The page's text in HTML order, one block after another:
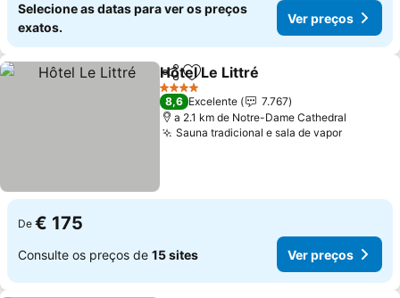
Selecione as datas para ver os preços
exatos.
Ver preços
PartilharAdicionar aos favoritos
Hôtel Le Littré
4 Estrelas
8,6 Excelente
7.767
a 2.1 km de Notre-Dame Cathedral
Sauna tradicional e sala de vaporVer
De € 175
Consulte os preços de 15 sites Ver preços